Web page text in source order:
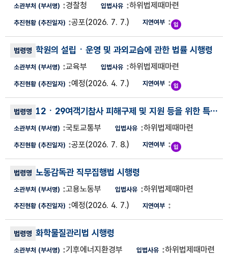
경찰청
하위법제때마련
공포(2026. 7. 7.)
학원의 설립ㆍ운영 및 과외교습에 관한 법률 시행령
교육부
하위법제때마련
예정(2026. 4. 7.)
12ㆍ29여객기참사 피해구제 및 지원 등을 위한 특별법 시행령
국토교통부
하위법제때마련
공포(2026. 7. 8.)
노동감독관 직무집행법 시행령
고용노동부
하위법제때마련
예정(2026. 4. 7.)
화학물질관리법 시행령
기후에너지환경부
하위법제때마련